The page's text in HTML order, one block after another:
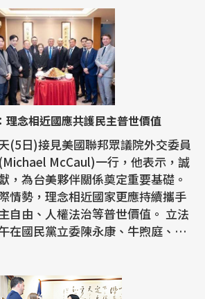
理念相近國應共護民主普世價值
(5日)接見美國聯邦眾議院外交委員
McCaul)一行，他表示，誠
，為台美夥伴關係奠定重要基礎。
情勢，理念相近國家更應持續攜手
由、人權法治等普世價值。 立法
在國民黨立委陳永康、牛煦庭、徐